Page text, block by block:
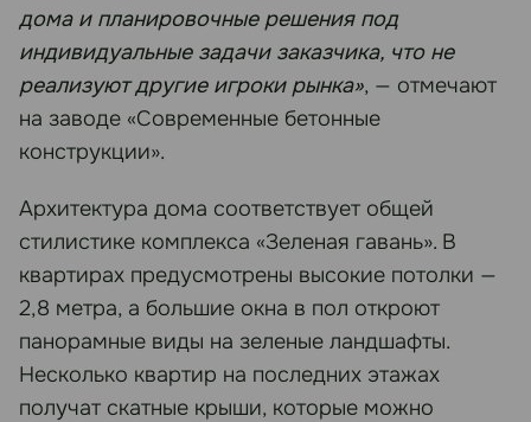
дома и планировочные решения под
индивидуальные задачи заказчика, что не
реализуют другие игроки рынка», — отмечают
на заводе «Современные бетонные
конструкции».
Архитектура дома соответствует общей
стилистике комплекса «Зеленая гавань». В
квартирах предусмотрены высокие потолки —
2,8 метра, а большие окна в пол откроют
панорамные виды на зеленые ландшафты.
Несколько квартир на последних этажах
получат скатные крыши, которые можно